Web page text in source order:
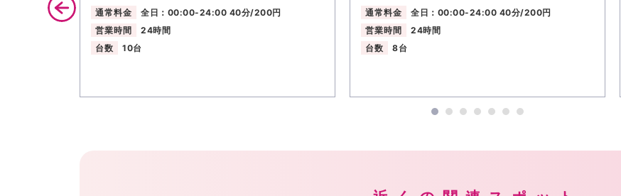
通常料金
全日：00:00-24:00 40分/200円
営業時間
24時間
台数
10台
通常料金
全日：00:00-24:00 40分/200円
営業時間
24時間
台数
8台